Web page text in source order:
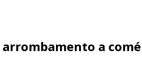
a